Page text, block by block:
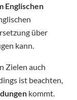
Englischen
über
kann.
Zielen auch
ist beachten,
kommt.